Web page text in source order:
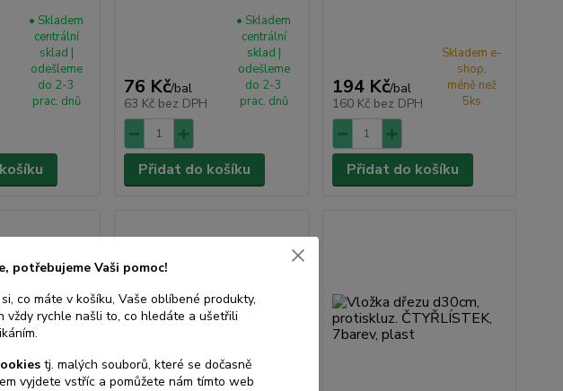
• Skladem
centrální
sklad |
odešleme
do 2-3
prac. dnů
76 Kč/bal
63 Kč bez DPH
• Skladem
centrální
sklad |
odešleme
do 2-3
prac. dnů
Přidat do košíku
194 Kč/bal
160 Kč bez DPH
Skladem e-
shop,
méně než
5ks
Přidat do košíku
potřebujeme Vaši pomoc!
co máte v košíku, Vaše oblíbené produkty,
vždy rychle našli to, co hledáte a ušetřili
tj. malých souborů, které se dočasně
vyjdete vstříc a pomůžete nám tímto web